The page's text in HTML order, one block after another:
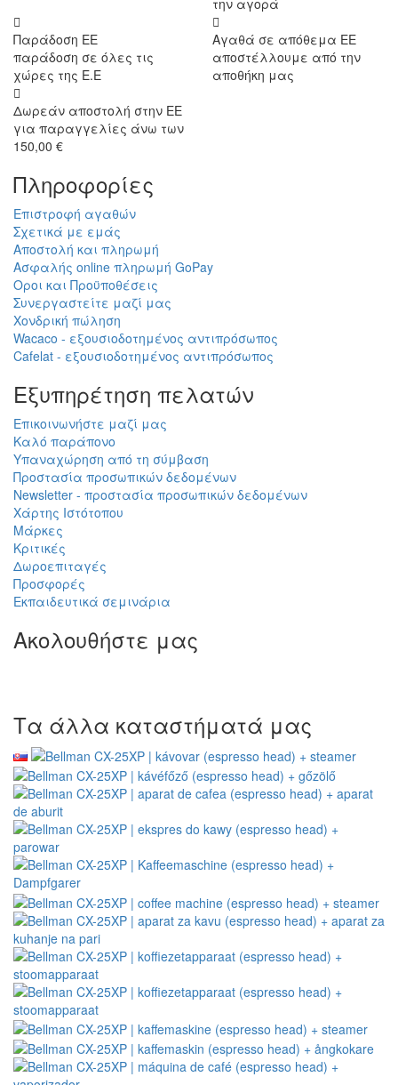
Παράδοση ΕΕ
παράδοση σε όλες τις
χώρες της Ε.Ε
Αγαθά σε απόθεμα ΕΕ
αποστέλλουμε από την
αποθήκη μας
Δωρεάν αποστολή στην ΕΕ
για παραγγελίες άνω των
150,00 €
Πληροφορίες
Επιστροφή αγαθών
Σχετικά με εμάς
Αποστολή και πληρωμή
Ασφαλής online πληρωμή GoPay
Οροι και Προϋποθέσεις
Συνεργαστείτε μαζί μας
Χονδρική πώληση
Wacaco - εξουσιοδοτημένος αντιπρόσωπος
Cafelat - εξουσιοδοτημένος αντιπρόσωπος
Εξυπηρέτηση πελατών
Επικοινωνήστε μαζί μας
Καλό παράπονο
Υπαναχώρηση από τη σύμβαση
Προστασία προσωπικών δεδομένων
Newsletter - προστασία προσωπικών δεδομένων
Χάρτης Ιστότοπου
Μάρκες
Κριτικές
Δωροεπιταγές
Προσφορές
Εκπαιδευτικά σεμινάρια
Ακολουθήστε μας
Τα άλλα καταστήματά μας